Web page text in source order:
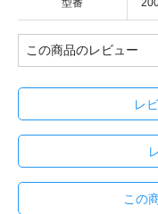
この商品のレビュー
レ
この